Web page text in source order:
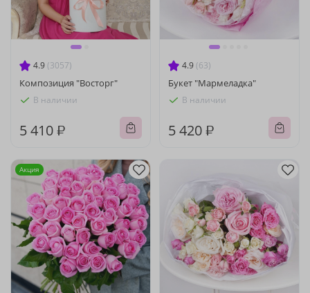
4.9 (3057)
Композиция "Восторг"
В наличии
5 410 ₽
4.9 (63)
Букет "Мармеладка"
В наличии
5 420 ₽
Акция